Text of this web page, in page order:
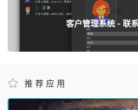
下一篇
客户管理系统 - 联
推荐应用